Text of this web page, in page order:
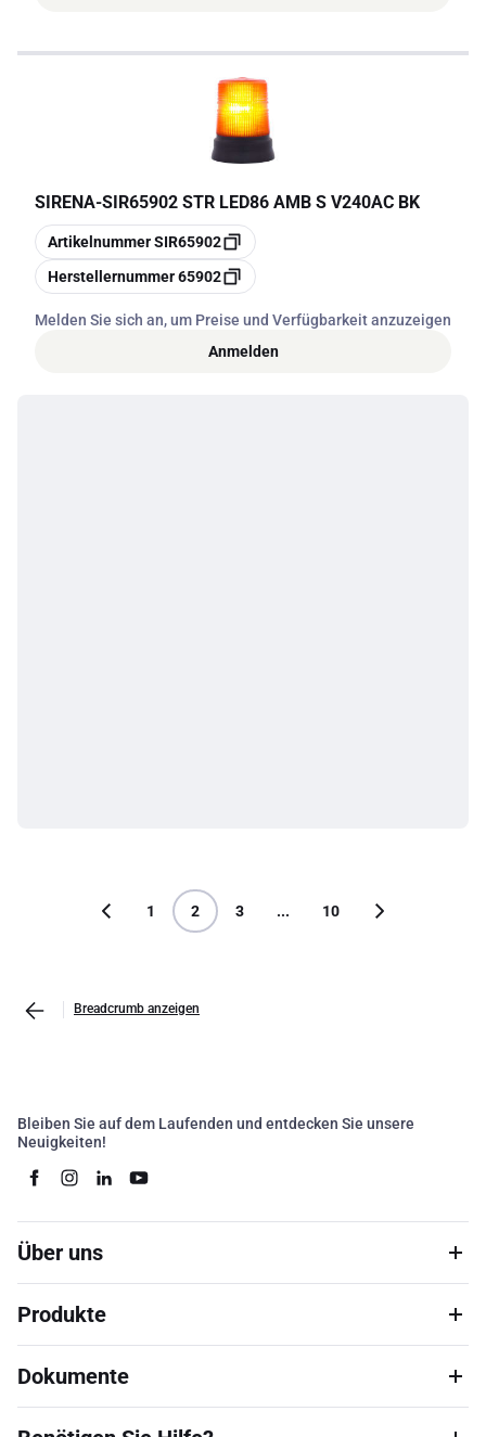
SIRENA-SIR65902 STR LED86 AMB S V240AC BK
Kopieren
ArtikelnummerSIR65902
Kopieren
Herstellernummer65902
Melden Sie sich an, um Preise und Verfügbarkeit anzuzeigen
Anmelden
1 2 3 ... 10
Breadcrumb anzeigen
Bleiben Sie auf dem Laufenden und entdecken Sie unsere
Neuigkeiten!
Über uns
Produkte
Dokumente